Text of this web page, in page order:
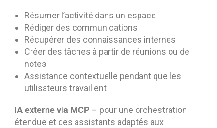
Résumer l’activité dans un espace
Rédiger des communications
Récupérer des connaissances internes
Créer des tâches à partir de réunions ou de
notes
Assistance contextuelle pendant que les
utilisateurs travaillent
IA externe via MCP – pour une orchestration
étendue et des assistants adaptés aux